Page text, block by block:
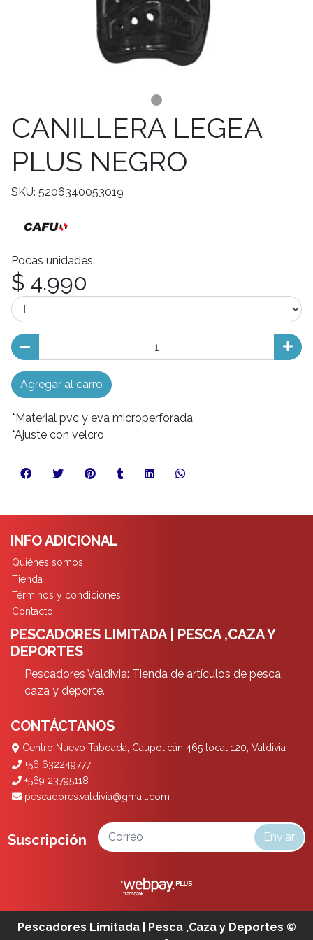
CANILLERA LEGEA
PLUS NEGRO
SKU: 5206340053019
Pocas unidades.
$ 4.990
Agregar al carro
*Material pvc y eva microperforada
*Ajuste con velcro
INFO ADICIONAL
Quiénes somos
Tienda
Términos y condiciones
Contacto
PESCADORES LIMITADA | PESCA ,CAZA Y
DEPORTES
Pescadores Valdivia: Tienda de artículos de pesca,
caza y deporte.
CONTÁCTANOS
Centro Nuevo Taboada, Caupolicán 465 local 120, Valdivia
+56 632249777
+569 23795118
pescadores.valdivia@gmail.com
Suscripción Enviar
Pescadores Limitada | Pesca ,Caza y Deportes ©